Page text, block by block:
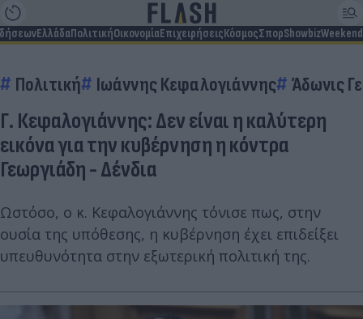
ΕλλάδαΠολιτικήΟικονομίαΕπιχειρήσειςΚόσμοςΣπορShowbizWeekend
Πολιτική Ιωάννης Κεφαλογιάννης Άδωνις
Γ. Κεφαλογιάννης: Δεν είναι η καλύτερη
εικόνα για την κυβέρνηση η κόντρα
Γεωργιάδη - Δένδια
Ωστόσο, ο κ. Κεφαλογιάννης τόνισε πως, στην
ουσία της υπόθεσης, η κυβέρνηση έχει επιδείξει
υπευθυνότητα στην εξωτερική πολιτική της.